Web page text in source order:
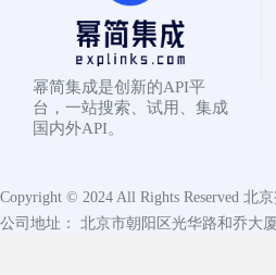
幂简集成是创新的API平
台，一站搜索、试用、集成
国内外API。
Copyright © 2024 All Rights Reserved 北
公司地址： 北京市朝阳区光华路和乔大